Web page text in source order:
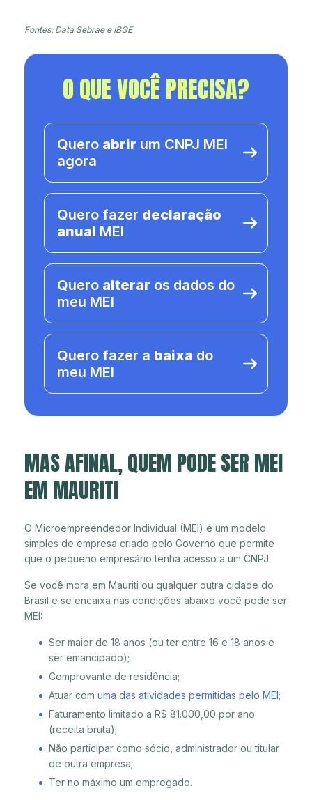
Fontes: Data Sebrae e IBGE
O QUE VOCÊ PRECISA?
Quero abrir um CNPJ MEI
agora
Quero fazer declaração
anual MEI
Quero alterar os dados do
meu MEI
Quero fazer a baixa do
meu MEI
MAS AFINAL, QUEM PODE SER MEI
EM MAURITI
O Microempreendedor Individual (MEI) é um modelo
simples de empresa criado pelo Governo que permite
que o pequeno empresário tenha acesso a um CNPJ.
Se você mora em Mauriti ou qualquer outra cidade do
Brasil e se encaixa nas condições abaixo você pode ser
MEI:
Ser maior de 18 anos (ou ter entre 16 e 18 anos e
ser emancipado);
Comprovante de residência;
Atuar com uma das atividades permitidas pelo MEI;
Faturamento limitado a R$ 81.000,00 por ano
(receita bruta);
Não participar como sócio, administrador ou titular
de outra empresa;
Ter no máximo um empregado.